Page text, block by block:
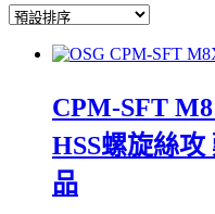
CPM-SFT M8
HSS螺旋絲攻
品